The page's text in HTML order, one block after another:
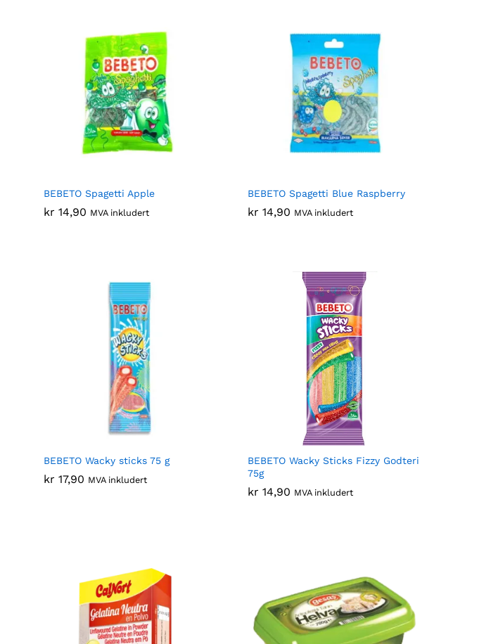
BEBETO Spagetti Apple
kr 14,90 MVA inkludert
kr 14,90
BEBETO Spagetti Blue Raspberry
kr 14,90 MVA inkludert
kr 14,90
BEBETO Wacky sticks 75 g
kr 17,90 MVA inkludert
kr 17,90
BEBETO Wacky Sticks Fizzy Godteri
75g
kr 14,90 MVA inkludert
kr 14,90